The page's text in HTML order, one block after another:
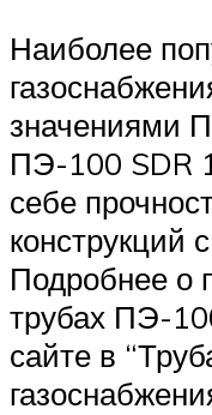
Наиболее
значениями
ПЭ-100 SDR
себе
конструкций
Подробнее о
трубах ПЭ-
сайте в